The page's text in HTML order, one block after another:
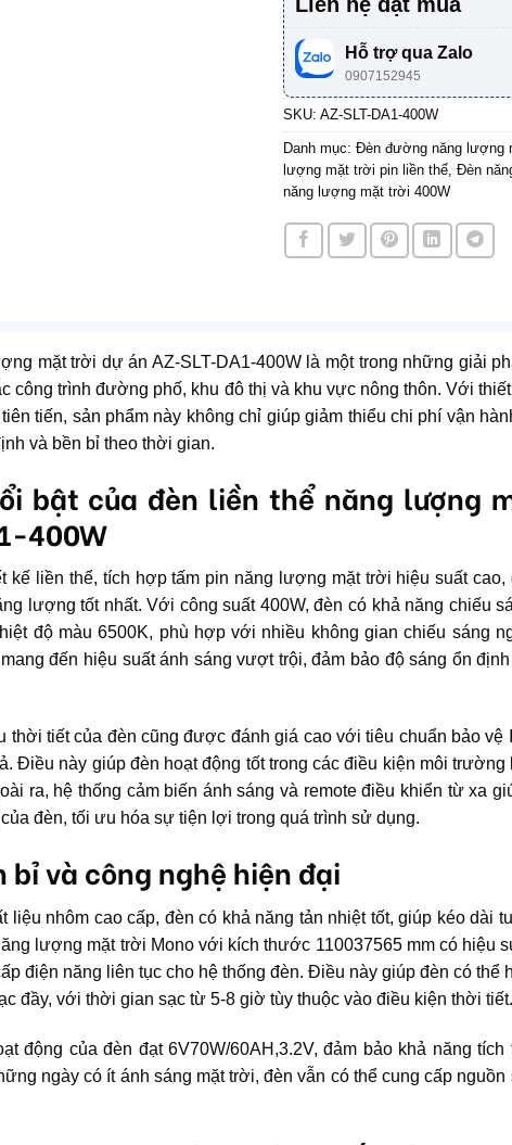
Hỗ trợ qua Zalo
0907152945
SKU: AZ-SLT-DA1-400W
Danh mục: Đèn đường năng lượng
lượng mặt trời pin liền thể, Đèn
năng lượng mặt trời 400W
mặt trời dự án AZ-SLT-DA1-400W là một trong những giải
công trình đường phố, khu đô thị và khu vực nông thôn. Với
tiến, sản phẩm này không chỉ giúp giảm thiểu chi phí vận
và bền bỉ theo thời gian.
bật của đèn liền thể năng lượng
400W
kế liền thể, tích hợp tấm pin năng lượng mặt trời hiệu suất cao,
lượng tốt nhất. Với công suất 400W, đèn có khả năng chiếu
độ màu 6500K, phù hợp với nhiều không gian chiếu sáng
đến hiệu suất ánh sáng vượt trội, đảm bảo độ sáng ổn
thời tiết của đèn cũng được đánh giá cao với tiêu chuẩn bảo vệ
Điều này giúp đèn hoạt động tốt trong các điều kiện môi trường
ra, hệ thống cảm biến ánh sáng và remote điều khiển từ xa
đèn, tối ưu hóa sự tiện lợi trong quá trình sử dụng.
bỉ và công nghệ hiện đại
nhôm cao cấp, đèn có khả năng tản nhiệt tốt, giúp kéo dài
lượng mặt trời Mono với kích thước 110037565 mm có hiệu
điện năng liên tục cho hệ thống đèn. Điều này giúp đèn có thể
đầy, với thời gian sạc từ 5-8 giờ tùy thuộc vào điều kiện thời tiết.
động của đèn đạt 6V70W/60AH,3.2V, đảm bảo khả năng
ngày có ít ánh sáng mặt trời, đèn vẫn có thể cung cấp